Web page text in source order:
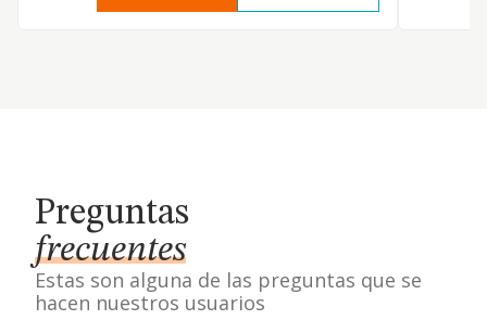
Preguntas
frecuentes
Estas son alguna de las preguntas que se
hacen nuestros usuarios